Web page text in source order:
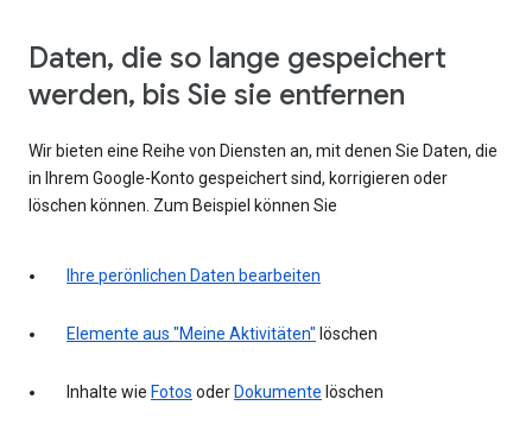
Daten, die so lange gespeichert
werden, bis Sie sie entfernen
Wir bieten eine Reihe von Diensten an, mit denen Sie Daten, die
in Ihrem Google-Konto gespeichert sind, korrigieren oder
löschen können. Zum Beispiel können Sie
Ihre perönlichen Daten bearbeiten
Elemente aus "Meine Aktivitäten" löschen
Inhalte wie Fotos oder Dokumente löschen